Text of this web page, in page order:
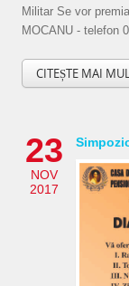
Militar Se vor
MOCANU - telefon
CITEȘTE MAI
23
NOV
2017